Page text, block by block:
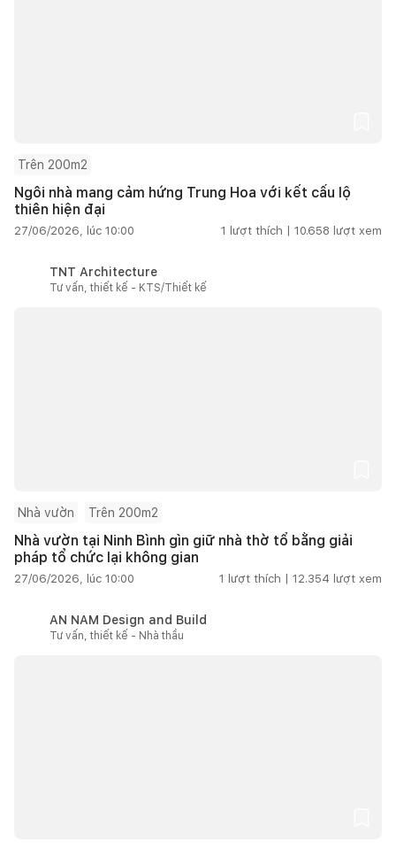
Trên 200m2
Ngôi nhà mang cảm hứng Trung Hoa với kết cấu lộ
thiên hiện đại
27/06/2026, lúc 10:00 1 lượt thích | 10.658 lượt xem
TNT Architecture
Tư vấn, thiết kế - KTS/Thiết kế
Nhà vườn Trên 200m2
Nhà vườn tại Ninh Bình gìn giữ nhà thờ tổ bằng giải
pháp tổ chức lại không gian
27/06/2026, lúc 10:00 1 lượt thích | 12.354 lượt xem
AN NAM Design and Build
Tư vấn, thiết kế - Nhà thầu